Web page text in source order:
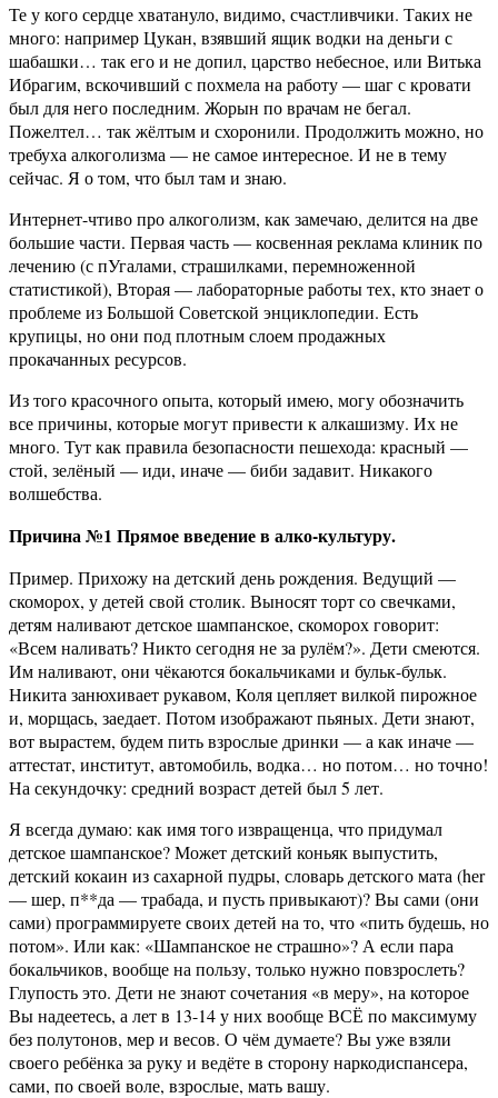
Те у кого сердце хватануло, видимо, счастливчики. Таких не
много: например Цукан, взявший ящик водки на деньги с
шабашки… так его и не допил, царство небесное, или Витька
Ибрагим, вскочивший с похмела на работу — шаг с кровати
был для него последним. Жорын по врачам не бегал.
Пожелтел… так жёлтым и схоронили. Продолжить можно, но
требуха алкоголизма — не самое интересное. И не в тему
сейчас. Я о том, что был там и знаю.
Интернет-чтиво про алкоголизм, как замечаю, делится на две
большие части. Первая часть — косвенная реклама клиник по
лечению (с пУгалами, страшилками, перемноженной
статистикой), Вторая — лабораторные работы тех, кто знает о
проблеме из Большой Советской энциклопедии. Есть
крупицы, но они под плотным слоем продажных
прокачанных ресурсов.
Из того красочного опыта, который имею, могу обозначить
все причины, которые могут привести к алкашизму. Их не
много. Тут как правила безопасности пешехода: красный —
стой, зелёный — иди, иначе — биби задавит. Никакого
волшебства.
Причина №1 Прямое введение в алко-культуру.
Пример. Прихожу на детский день рождения. Ведущий —
скоморох, у детей свой столик. Выносят торт со свечками,
детям наливают детское шампанское, скоморох говорит:
«Всем наливать? Никто сегодня не за рулём?». Дети смеются.
Им наливают, они чёкаются бокальчиками и бульк-бульк.
Никита занюхивает рукавом, Коля цепляет вилкой пирожное
и, морщась, заедает. Потом изображают пьяных. Дети знают,
вот вырастем, будем пить взрослые дринки — а как иначе —
аттестат, институт, автомобиль, водка… но потом… но точно!
На секундочку: средний возраст детей был 5 лет.
Я всегда думаю: как имя того извращенца, что придумал
детское шампанское? Может детский коньяк выпустить,
детский кокаин из сахарной пудры, словарь детского мата (hеr
— шер, п**да — трабада, и пусть привыкают)? Вы сами (они
сами) программируете своих детей на то, что «пить будешь, но
потом». Или как: «Шампанское не страшно»? А если пара
бокальчиков, вообще на пользу, только нужно повзрослеть?
Глупость это. Дети не знают сочетания «в меру», на которое
Вы надеетесь, а лет в 13-14 у них вообще ВСЁ по максимуму
без полутонов, мер и весов. О чём думаете? Вы уже взяли
своего ребёнка за руку и ведёте в сторону наркодиспансера,
сами, по своей воле, взрослые, мать вашу.